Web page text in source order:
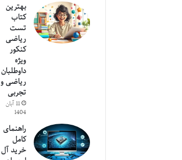
بهترین
کتاب
تست
ریاضی
کنکور
ویژه
داوطلبان
ریاضی و
تجربی
11 آبان
1404
راهنمای
کامل
خرید آل